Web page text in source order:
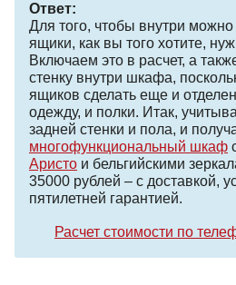
Ответ:
Для того, чтобы внутри
ящики, как вы того хотите,
Включаем это в расчет, а
стенку внутри шкафа,
ящиков сделать еще и
одежду, и полки. Итак,
задней стенки и пола, и
многофункциональный шкаф
Аристо и бельгийскими
35000 рублей – с доставкой,
пятилетней гарантией.
Расчет стоимости по